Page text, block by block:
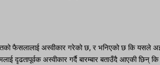
फैसलालाई अस्वीकार गरेको छ, र भनिएको छ कि यसले
दृढतापूर्वक अस्वीकार गर्दै बारम्बार बताउँदै आएकी छिन् कि